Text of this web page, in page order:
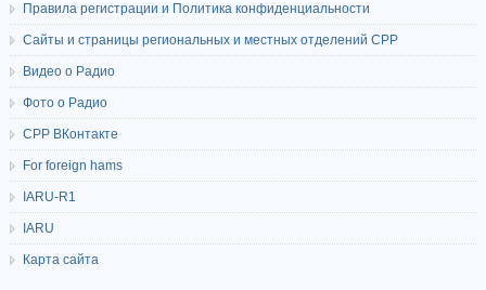
Правила регистрации и Политика конфиденциальности
Сайты и страницы региональных и местных отделений СРР
Видео о Радио
Фото о Радио
СРР ВКонтакте
For foreign hams
IARU-R1
IARU
Карта сайта